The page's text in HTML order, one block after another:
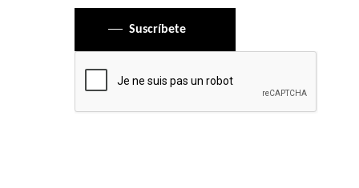
Suscríbete